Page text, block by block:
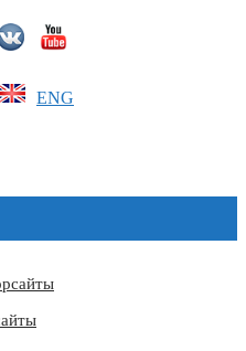
ENG